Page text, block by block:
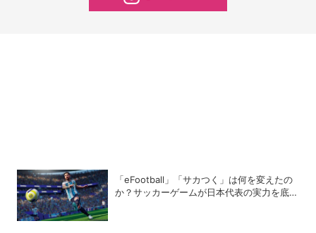
「eFootball」「サカつく」は何を変えたの
か？サッカーゲームが日本代表の実力を底上